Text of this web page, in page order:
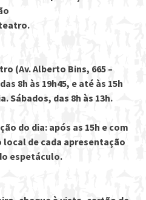
(Av. Alberto Bins, 665 –
8h às 19h45, e até às 15h
Sábados, das 8h às 13h.
do dia: após as 15h e com
de cada apresentação
espetáculo.